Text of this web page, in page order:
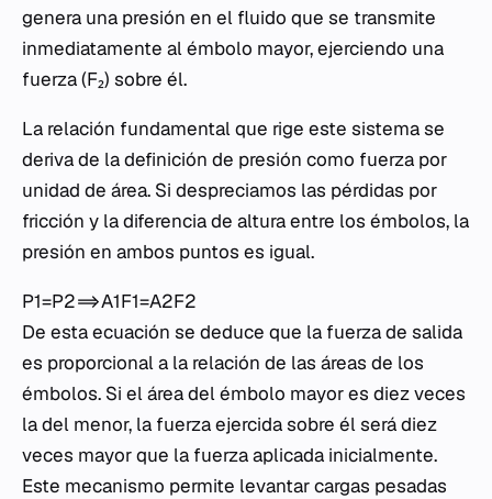
genera una presión en el fluido que se transmite
inmediatamente al émbolo mayor, ejerciendo una
fuerza (F₂) sobre él.
La relación fundamental que rige este sistema se
deriva de la definición de presión como fuerza por
unidad de área. Si despreciamos las pérdidas por
fricción y la diferencia de altura entre los émbolos, la
presión en ambos puntos es igual.
P1​=P2​⟹A1​F1​​=A2​F2​​
De esta ecuación se deduce que la fuerza de salida
es proporcional a la relación de las áreas de los
émbolos. Si el área del émbolo mayor es diez veces
la del menor, la fuerza ejercida sobre él será diez
veces mayor que la fuerza aplicada inicialmente.
Este mecanismo permite levantar cargas pesadas